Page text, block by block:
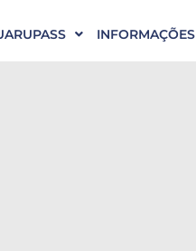
INFORMAÇÕES